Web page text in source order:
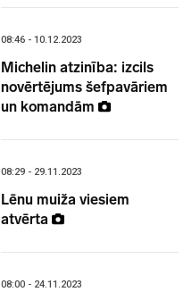
08:46 - 10.12.2023
Michelin atzinība: izcils
novērtējums šefpavāriem
un komandām
08:29 - 29.11.2023
Lēnu muiža viesiem
atvērta
08:00 - 24.11.2023